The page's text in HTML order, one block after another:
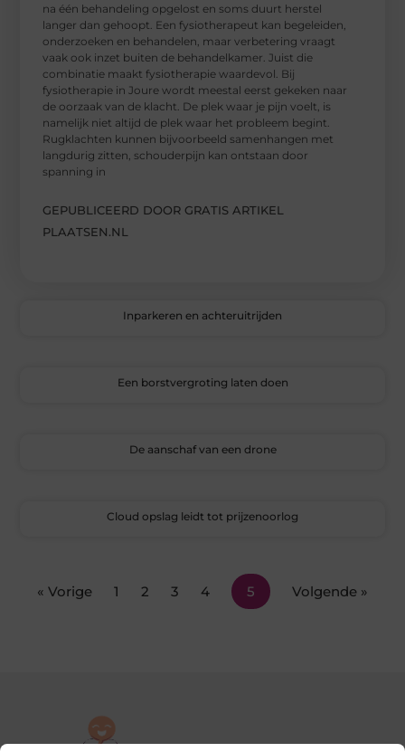
na één behandeling opgelost en soms duurt herstel
langer dan gehoopt. Een fysiotherapeut kan begeleiden,
onderzoeken en behandelen, maar verbetering vraagt
vaak ook inzet buiten de behandelkamer. Juist die
combinatie maakt fysiotherapie waardevol. Bij
fysiotherapie in Joure wordt meestal eerst gekeken naar
de oorzaak van de klacht. De plek waar je pijn voelt, is
namelijk niet altijd de plek waar het probleem begint.
Rugklachten kunnen bijvoorbeeld samenhangen met
langdurig zitten, schouderpijn kan ontstaan door
spanning in
GEPUBLICEERD DOOR GRATIS ARTIKEL
PLAATSEN.NL
Inparkeren en achteruitrijden
Een borstvergroting laten doen
De aanschaf van een drone
Cloud opslag leidt tot prijzenoorlog
« Vorige 1 2 3 4 5 Volgende »